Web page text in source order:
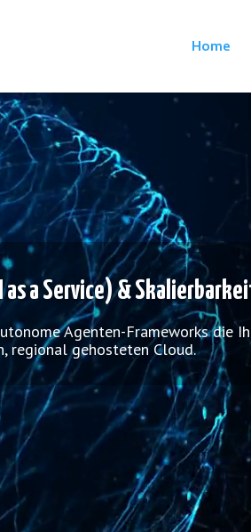
Home
as a Service) &
Agenten-Frameworks die
regional gehosteten Cloud.